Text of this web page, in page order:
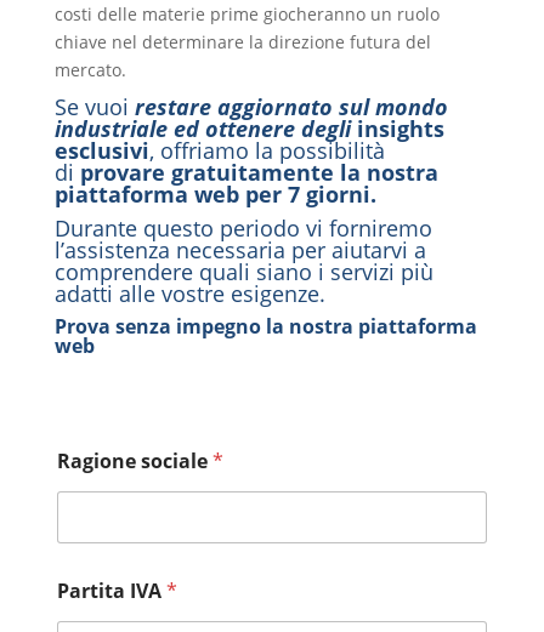
costi delle materie prime giocheranno un ruolo
chiave nel determinare la direzione futura del
mercato.
Se vuoi restare aggiornato sul mondo
industriale ed ottenere degliinsights
esclusivi, offriamo la possibilità
di provare gratuitamente la nostra
piattaforma web per 7 giorni.
Durante questo periodo vi forniremo
l’assistenza necessaria per aiutarvi a
comprendere quali siano i servizi più
adatti alle vostre esigenze.
Prova senza impegno la nostra piattaforma
web
Ragione sociale*
Partita IVA*